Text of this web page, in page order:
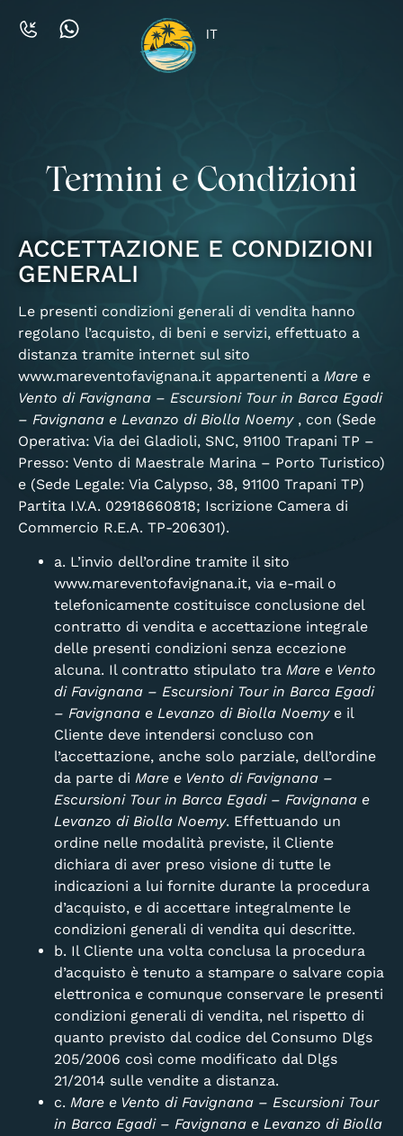
IT
Termini e Condizioni
ACCETTAZIONE E CONDIZIONI
GENERALI
Le presenti condizioni generali di vendita hanno
regolano l’acquisto, di beni e servizi, effettuato a
distanza tramite internet sul sito
www.mareventofavignana.it appartenenti a Mare e
Vento di Favignana – Escursioni Tour in Barca Egadi
– Favignana e Levanzo di Biolla Noemy, con (Sede
Operativa: Via dei Gladioli, SNC, 91100 Trapani TP –
Presso: Vento di Maestrale Marina – Porto Turistico)
e (Sede Legale: Via Calypso, 38, 91100 Trapani TP)
Partita I.V.A. 02918660818; Iscrizione Camera di
Commercio R.E.A. TP-206301).
a. L’invio dell’ordine tramite il sito
www.mareventofavignana.it, via e-mail o
telefonicamente costituisce conclusione del
contratto di vendita e accettazione integrale
delle presenti condizioni senza eccezione
alcuna. Il contratto stipulato tra Mare e Vento
di Favignana – Escursioni Tour in Barca Egadi
– Favignana e Levanzo di Biolla Noemye il
Cliente deve intendersi concluso con
l’accettazione, anche solo parziale, dell’ordine
da parte di Mare e Vento di Favignana –
Escursioni Tour in Barca Egadi – Favignana e
Levanzo di Biolla Noemy. Effettuando un
ordine nelle modalità previste, il Cliente
dichiara di aver preso visione di tutte le
indicazioni a lui fornite durante la procedura
d’acquisto, e di accettare integralmente le
condizioni generali di vendita qui descritte.
b. Il Cliente una volta conclusa la procedura
d’acquisto è tenuto a stampare o salvare copia
elettronica e comunque conservare le presenti
condizioni generali di vendita, nel rispetto di
quanto previsto dal codice del Consumo Dlgs
205/2006 così come modificato dal Dlgs
21/2014 sulle vendite a distanza.
c. Mare e Vento di Favignana – Escursioni Tour
in Barca Egadi – Favignana e Levanzo di Biolla